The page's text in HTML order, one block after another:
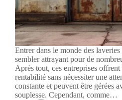
Entrer dans le monde des
sembler attrayant pour de
Après tout, ces entreprises offrent
rentabilité sans nécessiter une
constante et peuvent être gérées
souplesse. Cependant, comme…